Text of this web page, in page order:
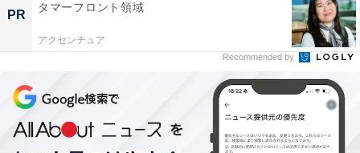
PR
タマーフロント領域
アクセンチュア
Recommended by